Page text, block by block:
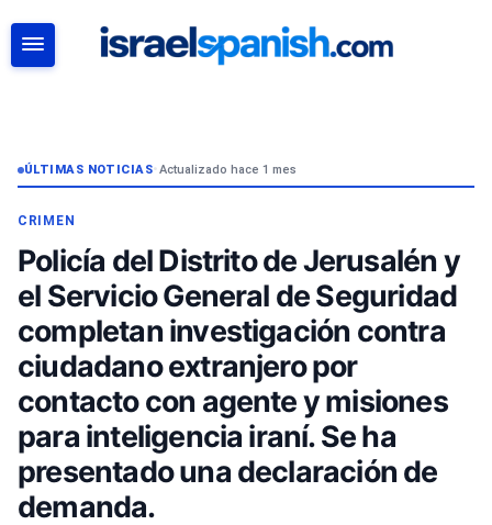
ÚLTIMAS NOTICIAS• Actualizado hace 1 mes
CRIMEN
Policía del Distrito de Jerusalén y
el Servicio General de Seguridad
completan investigación contra
ciudadano extranjero por
contacto con agente y misiones
para inteligencia iraní. Se ha
presentado una declaración de
demanda.